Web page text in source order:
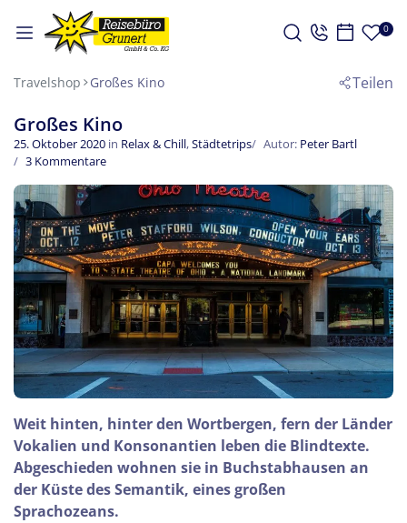
0
Travelshop Großes Kino Teilen
Großes Kino
25. Oktober 2020 in Relax & Chill,Städtetrips Autor: Peter Bartl
3 Kommentare
Weit hinten, hinter den Wortbergen, fern der Länder
Vokalien und Konsonantien leben die Blindtexte.
Abgeschieden wohnen sie in Buchstabhausen an
der Küste des Semantik, eines großen
Sprachozeans.